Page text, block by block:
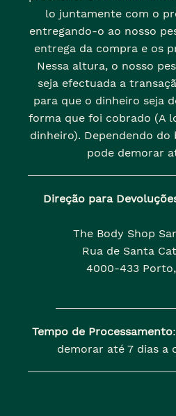
lo juntamente com o
entregando-o ao nosso
entrega da compra e os
Nessa altura, o nosso
seja efectuada a
para que o dinheiro seja
forma que foi cobrado (A
dinheiro). Dependendo do
pode demorar
Direção para
The Body Shop
Rua de Santa
4000-433
Tempo de Processamento
demorar até 7 dias a